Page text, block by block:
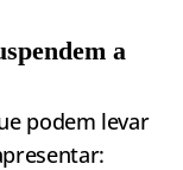
a
podem levar